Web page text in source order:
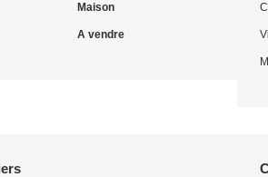
Maison
A vendre